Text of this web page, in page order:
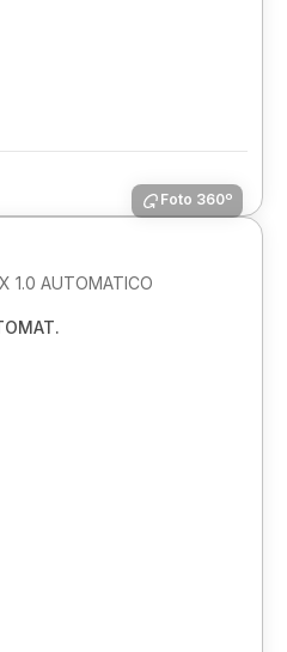
Foto 360º
1.0 AUTOMATICO